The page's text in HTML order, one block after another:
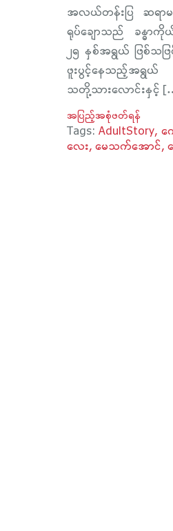
အလယ်တန်းပြ ဆရာ
ရုပ်ချောသည် ခန္
၂၅ နှစ်အရွယ် ဖြစ်သ
ဖူးပွင့်နေသည့်အရွယ်
သတို့သားလောင်းနှင့်
အပြည့်အစုံဖတ်ရန်
Tags: AdultStory က
လေး မေသက်အောင်